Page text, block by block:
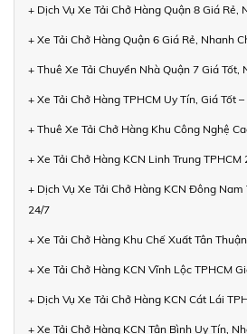
+ Dịch Vụ Xe Tải Chở Hàng Quận 8 Giá Rẻ,
+ Xe Tải Chở Hàng Quận 6 Giá Rẻ, Nhanh
+ Thuê Xe Tải Chuyển Nhà Quận 7 Giá Tốt,
+ Xe Tải Chở Hàng TPHCM Uy Tín, Giá Tốt
+ Thuê Xe Tải Chở Hàng Khu Công Nghệ
+ Xe Tải Chở Hàng KCN Linh Trung TPHCM
+ Dịch Vụ Xe Tải Chở Hàng KCN Đông Nam
24/7
+ Xe Tải Chở Hàng Khu Chế Xuất Tân
+ Xe Tải Chở Hàng KCN Vĩnh Lộc TPHCM
+ Dịch Vụ Xe Tải Chở Hàng KCN Cát Lái
+ Xe Tải Chở Hàng KCN Tân Bình Uy Tín,